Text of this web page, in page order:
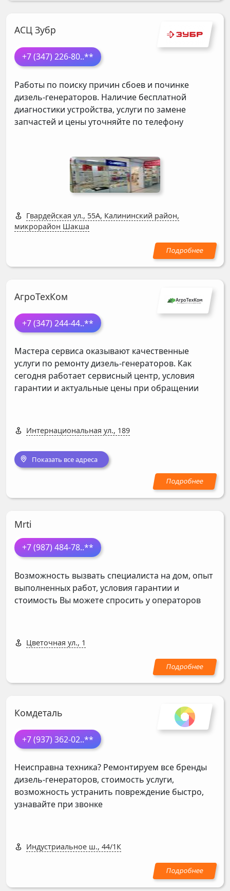
АСЦ Зубр
+7 (347) 226-80..**
Работы по поиску причин сбоев и починке
дизель-генераторов. Наличие бесплатной
диагностики устройства, услуги по замене
запчастей и цены уточняйте по телефону
Гвардейская ул., 55А, Калининский район,
микрорайон Шакша
АгроТехКом
+7 (347) 244-44..**
Мастера сервиса оказывают качественные
услуги по ремонту дизель-генераторов. Как
сегодня работает сервисный центр, условия
гарантии и актуальные цены при обращении
Интернациональная ул., 189
Показать все адреса
Mrti
+7 (987) 484-78..**
Возможность вызвать специалиста на дом, опыт
выполненных работ, условия гарантии и
стоимость Вы можете спросить у операторов
Цветочная ул., 1
Комдеталь
+7 (937) 362-02..**
Неисправна техника? Ремонтируем все бренды
дизель-генераторов, стоимость услуги,
возможность устранить повреждение быстро,
узнавайте при звонке
Индустриальное ш., 44/1К